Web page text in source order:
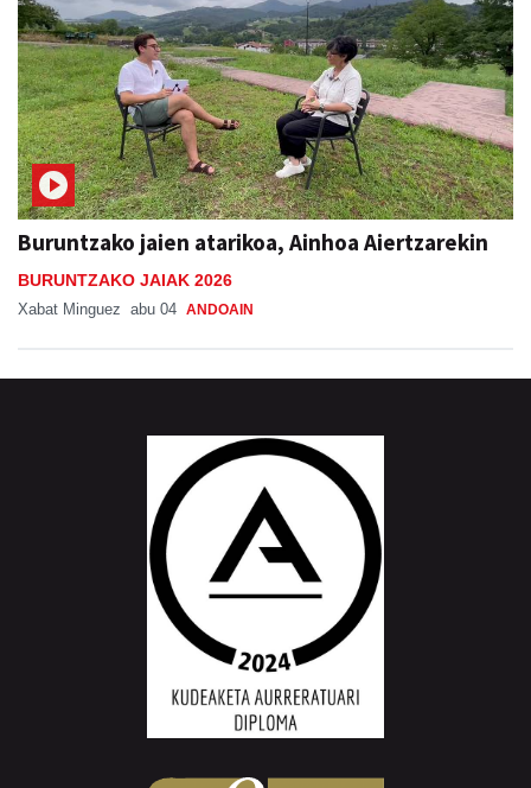
Buruntzako jaien atarikoa, Ainhoa Aiertzarekin
BURUNTZAKO JAIAK 2026
Xabat Minguez abu 04 ANDOAIN